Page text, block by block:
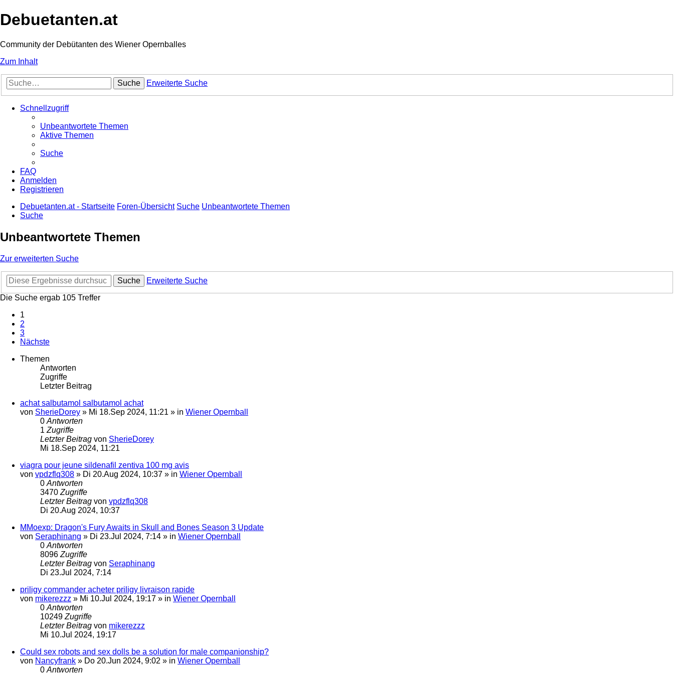
Debuetanten.at
Community der Debütanten des Wiener Opernballes
Zum Inhalt
Suche Erweiterte Suche
Schnellzugriff
Unbeantwortete Themen
Aktive Themen
Suche
FAQ
Anmelden
Registrieren
Debuetanten.at - Startseite Foren-Übersicht Suche Unbeantwortete Themen
Suche
Unbeantwortete Themen
Zur erweiterten Suche
Suche
Erweiterte Suche
Die Suche ergab 105 Treffer
1
2
3
Nächste
Themen
Antworten
Zugriffe
Letzter Beitrag
achat salbutamol salbutamol achat
von SherieDorey » Mi 18.Sep 2024, 11:21 » in Wiener Opernball
0 Antworten
1 Zugriffe
Letzter Beitrag von SherieDorey
Mi 18.Sep 2024, 11:21
viagra pour jeune sildenafil zentiva 100 mg avis
von vpdzflq308 » Di 20.Aug 2024, 10:37 » in Wiener Opernball
0 Antworten
3470 Zugriffe
Letzter Beitrag von vpdzflq308
Di 20.Aug 2024, 10:37
MMoexp: Dragon's Fury Awaits in Skull and Bones Season 3 Update
von Seraphinang » Di 23.Jul 2024, 7:14 » in Wiener Opernball
0 Antworten
8096 Zugriffe
Letzter Beitrag von Seraphinang
Di 23.Jul 2024, 7:14
priligy commander acheter priligy livraison rapide
von mikerezzz » Mi 10.Jul 2024, 19:17 » in Wiener Opernball
0 Antworten
10249 Zugriffe
Letzter Beitrag von mikerezzz
Mi 10.Jul 2024, 19:17
Could sex robots and sex dolls be a solution for male companionship?
von Nancyfrank » Do 20.Jun 2024, 9:02 » in Wiener Opernball
0 Antworten